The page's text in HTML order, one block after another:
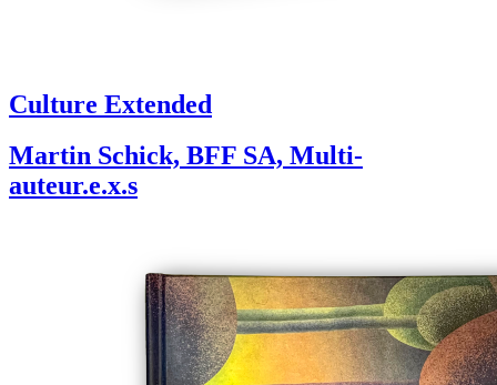
Culture Extended
Martin Schick, BFF SA, Multi-
auteur.e.x.s